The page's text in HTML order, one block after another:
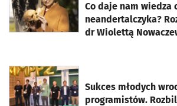
Co daje nam wiedza
neandertalczyka?
dr Wiolettą
Sukces młodych
programistów.
otworzy się w nowej karcie